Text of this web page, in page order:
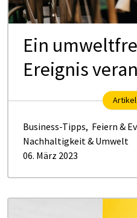
Ein
Ereignis
Business-Tipps, Feiern &
Nachhaltigkeit & Umwelt
06. März 2023